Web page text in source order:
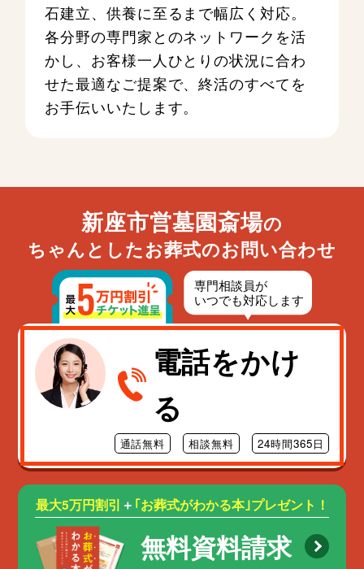
石建立、供養に至るまで幅広く対応。
各分野の専門家とのネットワークを活
かし、お客様一人ひとりの状況に合わ
せた最適なご提案で、終活のすべてを
お手伝いいたします。
新座市営墓園斎場の
ちゃんとしたお葬式のお問い合わせ
電話をかけ
る
通話無料 相談無料 24時間365日
最大5万円割引 ＋ ｢お葬式がわかる本｣プレゼント！
無料資料請求